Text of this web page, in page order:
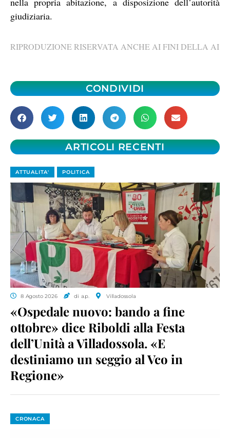
giudiziaria.
RIPRODUZIONE RISERVATA ANCHE AI FINI DELLA AI
CONDIVIDI
ARTICOLI RECENTI
ATTUALITA' POLITICA
8 Agosto 2026 di a.p. Villadossola
«Ospedale nuovo: bando a fine
ottobre» dice Riboldi alla Festa
dell’Unità a Villadossola. «E
destiniamo un seggio al Vco in
Regione»
CRONACA